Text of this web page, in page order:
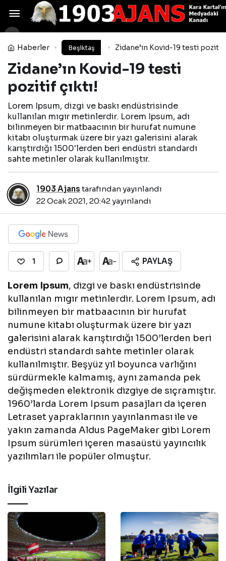
Haberler Beşiktaş Zidane’ın Kovid-19 testi pozitif
Zidane’ın Kovid-19 testi
pozitif çıktı!
Lorem Ipsum, dizgi ve baskı endüstrisinde
kullanılan mıgır metinlerdir. Lorem Ipsum, adı
bilinmeyen bir matbaacının bir hurufat numune
kitabı oluşturmak üzere bir yazı galerisini alarak
karıştırdığı 1500'lerden beri endüstri standardı
sahte metinler olarak kullanılmıştır.
1903 Ajans tarafından yayınlandı
22 Ocak 2021, 20:42 yayınlandı
1 + - PAYLAŞ
Lorem Ipsum, dizgi ve baskı endüstrisinde
kullanılan mıgır metinlerdir. Lorem Ipsum, adı
bilinmeyen bir matbaacının bir hurufat
numune kitabı oluşturmak üzere bir yazı
galerisini alarak karıştırdığı 1500’lerden beri
endüstri standardı sahte metinler olarak
kullanılmıştır. Beşyüz yıl boyunca varlığını
sürdürmekle kalmamış, aynı zamanda pek
değişmeden elektronik dizgiye de sıçramıştır.
1960’larda Lorem Ipsum pasajları da içeren
Letraset yapraklarının yayınlanması ile ve
yakın zamanda Aldus PageMaker gibi Lorem
Ipsum sürümleri içeren masaüstü yayıncılık
yazılımları ile popüler olmuştur.
İlgili Yazılar
Roma, İtalya Kupası’nda
hükmen mağlubiyet cezası aldı
Yorum Yap